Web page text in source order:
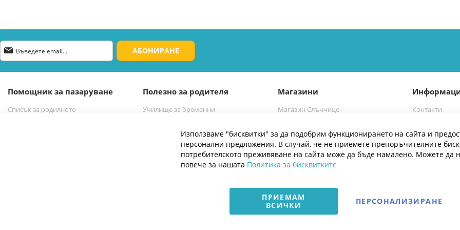
Абонирай
се
бюлетин:
АБОНИРАНЕ
Помощник за пазаруване
Списък за родилното
Полезно за родителя
Училище за бременни
Магазини
Магазин Слънчице
Контакти
Блог
Използваме "бисквитки" за да подобрим функционирането на сайта и
персонални предложения. В случай, че не приемете препоръчителните
потребителското преживяване на сайта може да бъде намалено. Можете да
повече за нашата Политика за бисквитките
ПРИЕМАМ
ВСИЧКИ
ПЕРСОНАЛИЗИРАНЕ